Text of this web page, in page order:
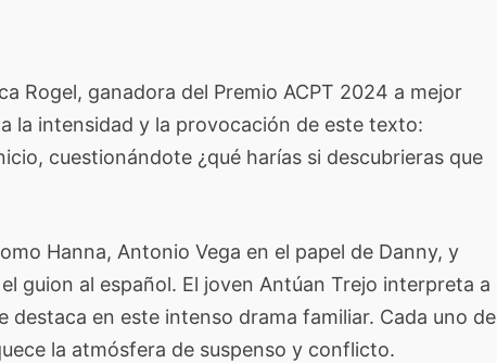
Rogel, ganadora del Premio ACPT 2024 a mejor
la intensidad y la provocación de este texto:
cuestionándote ¿qué harías si descubrieras que
Hanna, Antonio Vega en el papel de Danny, y
guion al español. El joven Antúan Trejo interpreta a
en este intenso drama familiar. Cada uno de
la atmósfera de suspenso y conflicto.